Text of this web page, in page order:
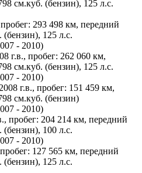
см.куб. (бензин), 125 л.с.
293 498 км, передний
125 л.с.
- 2010)
г.в., пробег: 262 060 км,
см.куб. (бензин), 125 л.с.
- 2010)
г.в., пробег: 151 459 км,
см.куб. (бензин)
- 2010)
пробег: 204 214 км, передний
100 л.с.
- 2010)
127 565 км, передний
125 л.с.